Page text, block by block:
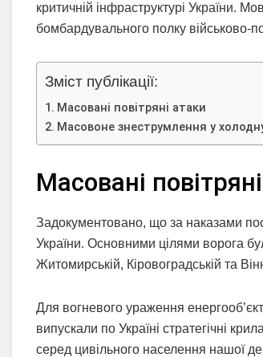
критичній інфраструктурі України.
бомбардувального полку військово-
Зміст публікації:
Масовані повітряні атаки
Масовоне знеструмлення у
Масовані
Задокументовано, що за наказами
України. Основними цілями ворога
Житомирській, Кіровоградській та
Для вогневого ураження
випускали по Україні стратегічні
серед цивільного населення нашої